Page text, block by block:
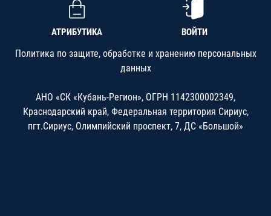
АТРИБУТИКА ВОЙТИ
Политика по защите, обработке и хранению персональных
данных
АНО «СК «Кубань-Регион», ОГРН 1142300002349,
Краснодарский край, Федеральная территория Сириус,
пгт.Сириус, Олимпийский проспект, 7, ДС «Большой»